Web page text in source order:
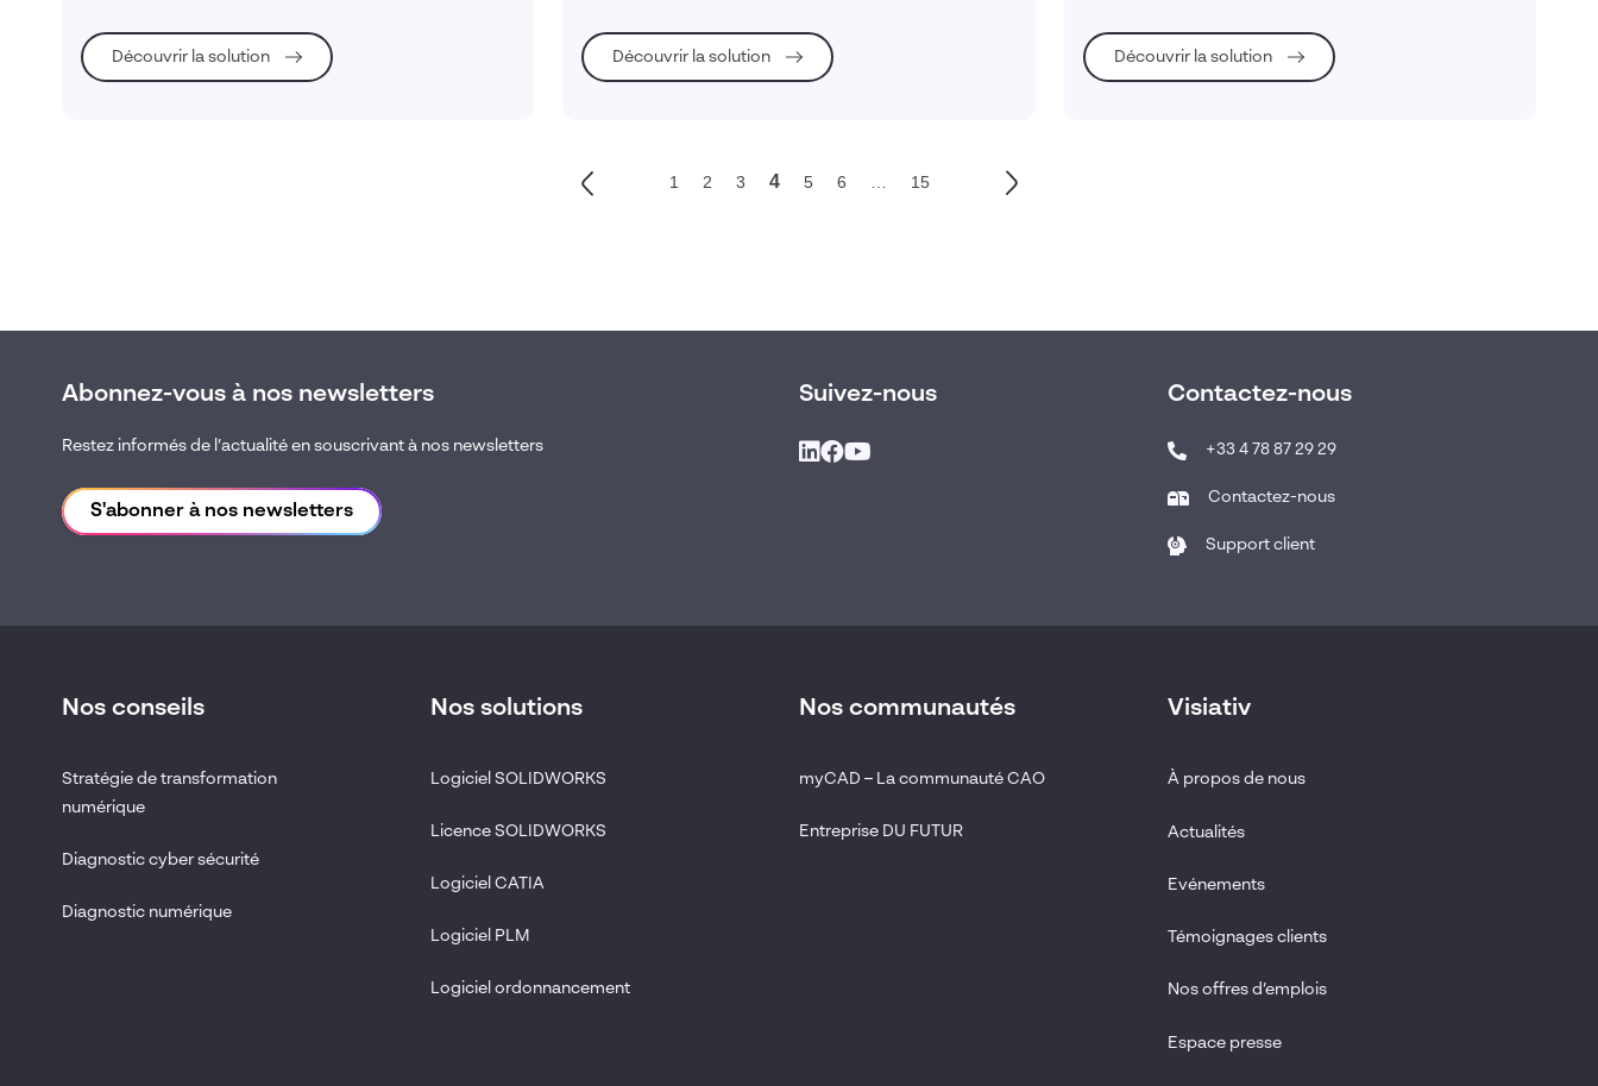
Collectivités & Administrations publiques
Automobile
Aérospatial & Aéronautique
Enseignement & Recherche
Technologies de l'Information
Agroalimentaire (Clone 1)
Autres documents financiers
Formation
OPA
Découvrir la solution Découvrir la solution Découvrir la solution
1 2 3 4 5 6 15
Abonnez-vous à nos newsletters
Restez informés de l’actualité en souscrivant à nos newsletters
S'abonner à nos newsletters
Suivez-nous Contactez-nous
+33 4 78 87 29 29
Contactez-nous
Support client
Nos conseils
Stratégie de transformation
numérique
Diagnostic cyber sécurité
Diagnostic numérique
Nos solutions
Logiciel SOLIDWORKS
Licence SOLIDWORKS
Logiciel CATIA
Logiciel PLM
Logiciel ordonnancement
Nos communautés
myCAD – La communauté CAO
Entreprise DU FUTUR
Visiativ
À propos de nous
Actualités
Evénements
Témoignages clients
Nos offres d’emplois
Espace presse